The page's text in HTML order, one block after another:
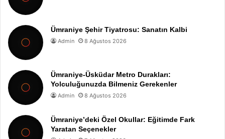
Ümraniye Şehir Tiyatrosu: Sanatın Kalbi
Admin 8 Ağustos 2026
Ümraniye-Üsküdar Metro Durakları:
Yolculuğunuzda Bilmeniz Gerekenler
Admin 8 Ağustos 2026
Ümraniye’deki Özel Okullar: Eğitimde Fark
Yaratan Seçenekler